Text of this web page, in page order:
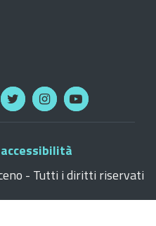
- Tutti i diritti riservati